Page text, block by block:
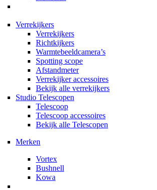
Verrekijkers
Verrekijkers
Richtkijkers
Warmtebeeldcamera’s
Spotting scope
Afstandmeter
Verrekijker accessoires
Bekijk alle verrekijkers
Studio Telescopen
Telescoop
Telescoop accessoires
Bekijk alle Telescopen
Merken
Vortex
Bushnell
Kowa